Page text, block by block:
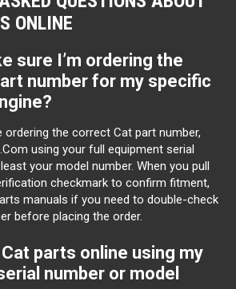
ONLINE
sure I’m ordering the
number for my specific
ordering the correct Cat part number,
using your full equipment serial
your model number. When you pull
checkmark to confirm fitment,
manuals if you need to double-check
before placing the order.
parts online using my
number or model